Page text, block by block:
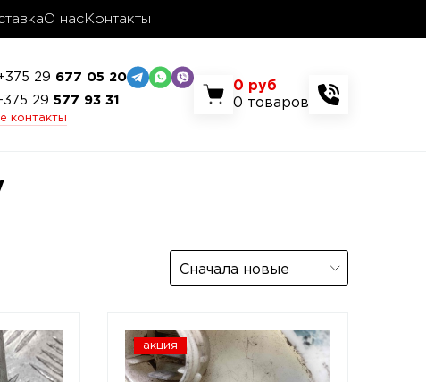
О нас Контакты
29 677 05 20
29 577 93 31
контакты
0 руб
0 товаров
Сначала новые
акция